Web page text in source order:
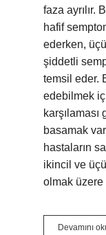
faza ayrılır.
hafif
ederken,
şiddetli
temsil eder.
edebilmek
basamak
hastaların
ikincil ve
olmak üzere
Devamını